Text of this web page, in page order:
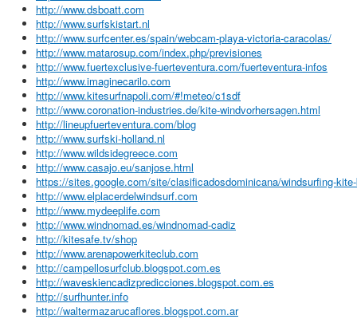
http://www.dsboatt.com
http://www.surfskistart.nl
http://www.surfcenter.es/spain/webcam-playa-victoria-caracolas/
http://www.matarosup.com/index.php/previsiones
http://www.fuertexclusive-fuerteventura.com/fuerteventura-infos
http://www.imaginecarilo.com
http://www.kitesurfnapoli.com/#!meteo/c1sdf
http://www.coronation-industries.de/kite-windvorhersagen.html
http://lineupfuerteventura.com/blog
http://www.surfski-holland.nl
http://www.wildsidegreece.com
http://www.casajo.eu/sanjose.html
https://sites.google.com/site/clasificadosdominicana/windsurfing-
http://www.elplacerdelwindsurf.com
http://www.mydeeplife.com
http://www.windnomad.es/windnomad-cadiz
http://kitesafe.tv/shop
http://www.arenapowerkiteclub.com
http://campellosurfclub.blogspot.com.es
http://waveskiencadizpredicciones.blogspot.com.es
http://surfhunter.info
http://waltermazarucaflores.blogspot.com.ar